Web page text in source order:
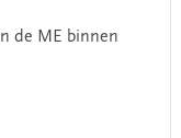
de ME binnen